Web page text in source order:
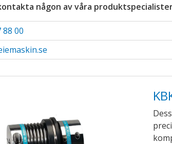
någon av våra
88 00